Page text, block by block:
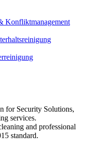
Konfliktmanagement